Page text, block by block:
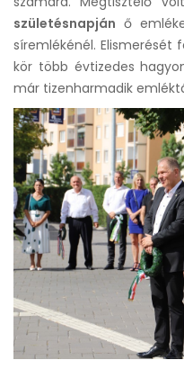
születésnapján ő
síremlékénél. Elismerését
kör több évtizedes
már tizenharmadik